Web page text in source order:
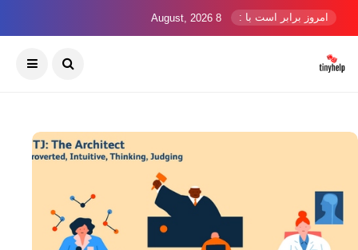
امروز برابر است با : 8 August, 2026